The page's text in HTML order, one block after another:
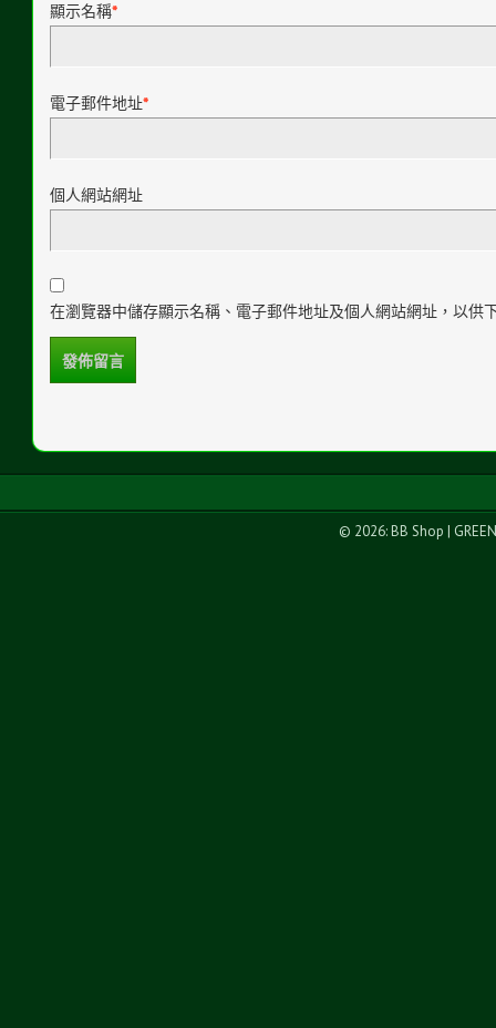
顯示名稱*
電子郵件地址*
個人網站網址
在瀏覽器中儲存顯示名稱、電子郵件地址及個人網站網址，以供
© 2026: BB Shop |